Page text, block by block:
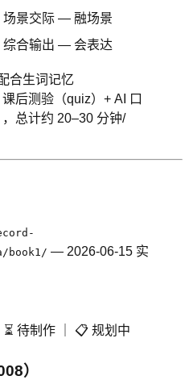
场景交际 — 融场景
综合输出 — 会表达
合生词记忆
后测验（quiz）+ AI 口
总计约 20–30 分钟/
— 2026-06-15 实
待制作 ｜ 📋 规划中
）